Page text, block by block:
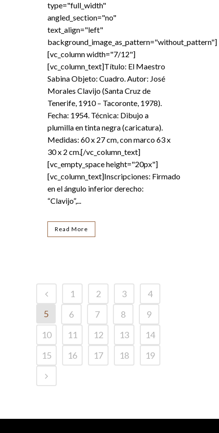
type="full_width"
angled_section="no"
text_align="left"
background_image_as_pattern="without_pattern"]
[vc_column width="7/12"]
[vc_column_text]Título: El Maestro
Sabina Objeto: Cuadro. Autor: José
Morales Clavijo (Santa Cruz de
Tenerife, 1910 – Tacoronte, 1978).
Fecha: 1954. Técnica: Dibujo a
plumilla en tinta negra (caricatura).
Medidas: 60 x 27 cm, con marco 63 x
30 x 2 cm.[/vc_column_text]
[vc_empty_space height="20px"]
[vc_column_text]Inscripciones: Firmado
en el ángulo inferior derecho:
“Clavijo”,...
Read More
1 2 3
4
5
6 7 8
9
10
11 12 13
14
15
16 17 18 19